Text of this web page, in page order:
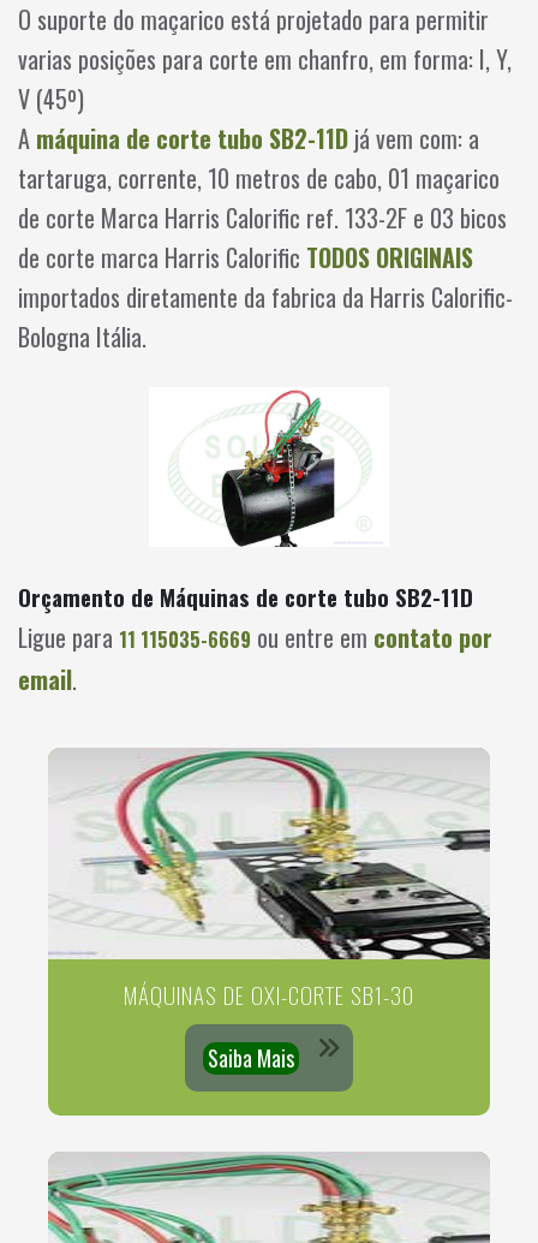
O suporte do maçarico está projetado para permitir
varias posições para corte em chanfro, em forma: I, Y,
V (45º)
A máquina de corte tubo SB2-11D já vem com: a
tartaruga, corrente, 10 metros de cabo, 01 maçarico
de corte Marca Harris Calorific ref. 133-2F e 03 bicos
de corte marca Harris Calorific TODOS ORIGINAIS
importados diretamente da fabrica da Harris Calorific-
Bologna Itália.
Orçamento de Máquinas de corte tubo SB2-11D
Ligue para 11 115035-6669 ou entre em contato por
email.
MÁQUINAS DE OXI-CORTE SB1-30
Saiba Mais